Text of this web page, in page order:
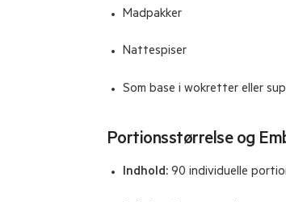
Madpakker
Nattespiser
Som base i wokretter eller
Portionsstørrelse og
Indhold:90 individuelle